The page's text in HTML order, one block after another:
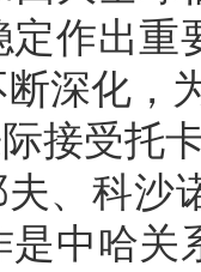
作出重
深化，
接受托
、科沙
中哈关